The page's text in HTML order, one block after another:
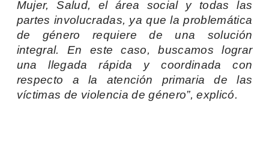
Mujer, Salud, el área social y todas las
partes involucradas, ya que la problemática
de género requiere de una solución
integral. En este caso, buscamos lograr
una llegada rápida y coordinada con
respecto a la atención primaria de las
víctimas de violencia de género”, explicó.